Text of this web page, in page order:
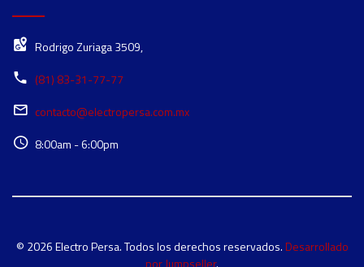
Rodrigo Zuriaga 3509,
(81) 83-31-77-77
contacto@electropersa.com.mx
8:00am - 6:00pm
© 2026 Electro Persa. Todos los derechos reservados. Desarrollado
por Jumpseller.